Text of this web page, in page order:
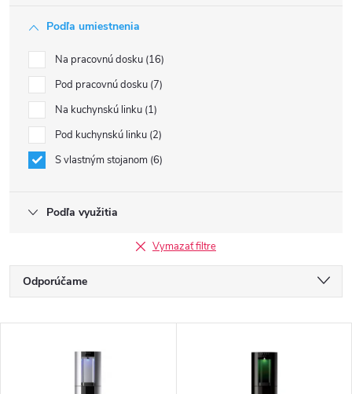
Podľa umiestnenia
Na pracovnú dosku 16
Pod pracovnú dosku 7
Na kuchynskú linku 1
Pod kuchynskú linku 2
S vlastným stojanom 6
Podľa využitia
Vymazať filtre
R
a
Odporúčame